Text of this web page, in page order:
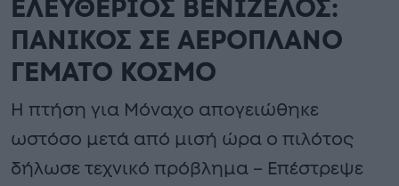
ΕΛΕΥΘΕΡΙΟΣ ΒΕΝΙΖΕΛΟΣ:
ΠΑΝΙΚΟΣ ΣΕ ΑΕΡΟΠΛΑΝΟ
ΓΕΜΑΤΟ ΚΟΣΜΟ
Η πτήση για Μόναχο απογειώθηκε
ωστόσο μετά από μισή ώρα ο πιλότος
δήλωσε τεχνικό πρόβλημα – Επέστρεψε